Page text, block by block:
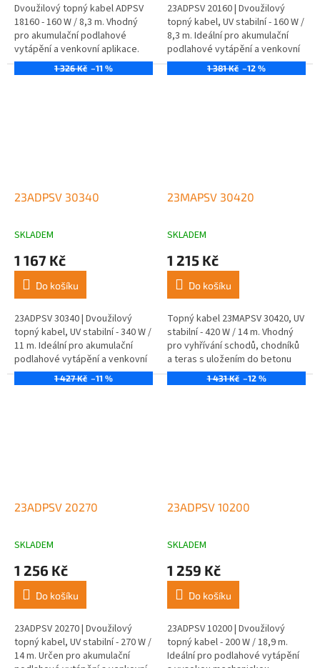
Dvoužilový topný kabel ADPSV
18160 - 160 W / 8,3 m. Vhodný
pro akumulační podlahové
vytápění a venkovní aplikace.
23ADPSV 20160 | Dvoužilový
topný kabel, UV stabilní - 160 W /
8,3 m. Ideální pro akumulační
podlahové vytápění a venkovní
aplikace.
1 326 Kč –11 %
23ADPSV 30340
SKLADEM
1 167 Kč
Do košíku
23ADPSV 30340 | Dvoužilový
topný kabel, UV stabilní - 340 W /
11 m. Ideální pro akumulační
podlahové vytápění a venkovní
aplikace.
1 381 Kč –12 %
23MAPSV 30420
SKLADEM
1 215 Kč
Do košíku
Topný kabel 23MAPSV 30420, UV
stabilní - 420 W / 14 m. Vhodný
pro vyhřívání schodů, chodníků
a teras s uložením do betonu
nebo písku.
1 427 Kč –11 %
23ADPSV 20270
SKLADEM
1 256 Kč
Do košíku
23ADPSV 20270 | Dvoužilový
topný kabel, UV stabilní - 270 W /
14 m. Určen pro akumulační
1 431 Kč –12 %
23ADPSV 10200
SKLADEM
1 259 Kč
Do košíku
23ADPSV 10200 | Dvoužilový
topný kabel - 200 W / 18,9 m.
Ideální pro podlahové vytápění